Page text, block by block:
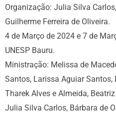
Organização: Julia Silva
Guilherme Ferreira de Oliveira.
4 de Março de 2024 e 7 de
UNESP Bauru.
Ministração: Melissa de
Santos, Larissa Aguiar
Tharek Alves e Almeida,
Julia Silva Carlos, Bárbara de